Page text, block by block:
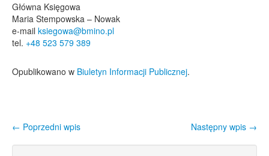
Główna Księgowa
Maria Stempowska – Nowak
e-mail ksiegowa@bmino.pl
tel. +48 523 579 389
Opublikowano w Biuletyn Informacji Publicznej.
Nawigacja wpisu
Następny wpis →
← Poprzedni wpis